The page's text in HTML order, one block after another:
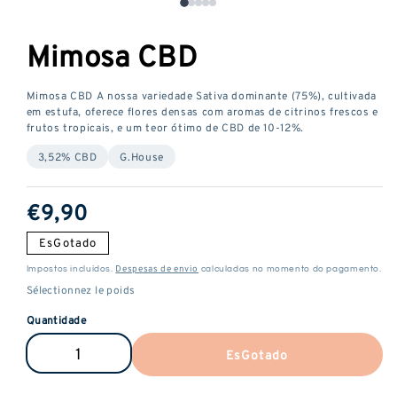
numa
janela
Mimosa CBD
Mimosa CBD A nossa variedade Sativa dominante (75%), cultivada
em estufa, oferece flores densas com aromas de citrinos frescos e
frutos tropicais, e um teor ótimo de CBD de 10-12%.
3,52% CBD
G.House
Preço
normal
€9,90
EsGotado
Impostos incluídos. Despesas de envio calculadas no momento do pagamento.
Quantidade
Reduzir
Aumentar
EsGotado